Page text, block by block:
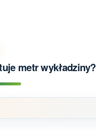
metr wykładziny?